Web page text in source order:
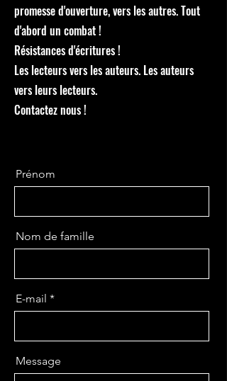
promesse d'ouverture, vers les autres. Tout
d'abord un combat !
Résistances d'écritures !
Les lecteurs vers les auteurs. Les auteurs
vers leurs lecteurs.
Contactez nous !
Prénom
Nom de famille
E-mail
Message